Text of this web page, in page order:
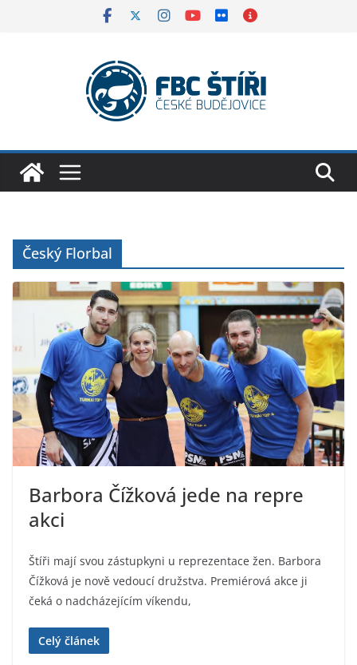
Český Florbal
Barbora Čížková jede na repre
akci
Štíři mají svou zástupkyni u reprezentace žen. Barbora
Čížková je nově vedoucí družstva. Premiérová akce ji
čeká o nadcházejícím víkendu,
Celý článek